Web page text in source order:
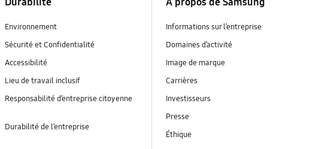
Environnement
Sécurité et Confidentialité
Accessibilité
Lieu de travail inclusif
Responsabilité d’entreprise citoyenne
Durabilité de l’entreprise
Informations sur l’entreprise
Domaines d’activité
Image de marque
Carrières
Investisseurs
Presse
Éthique